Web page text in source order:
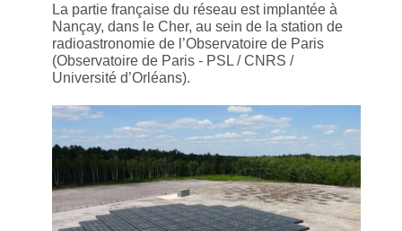
La partie française du réseau est implantée à
Nançay, dans le Cher, au sein de la station de
radioastronomie de l’Observatoire de Paris
(Observatoire de Paris - PSL / CNRS /
Université d’Orléans).